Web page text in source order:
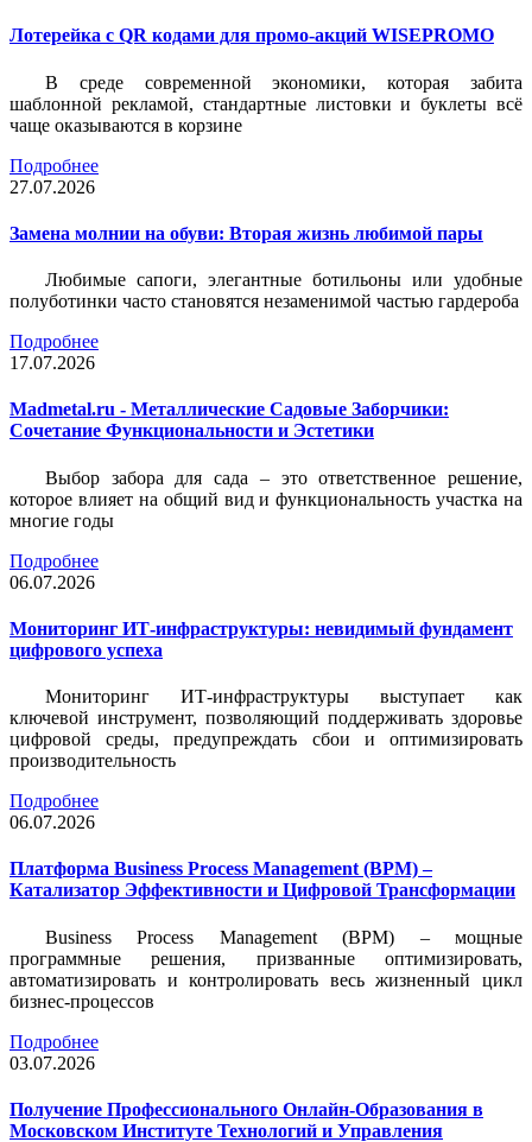
Лотерейка c QR кодами для промо-акций WISEPROMO
В среде современной экономики, которая забита
шаблонной рекламой, стандартные листовки и буклеты всё
чаще оказываются в корзине
Подробнее
27.07.2026
Замена молнии на обуви: Вторая жизнь любимой пары
Любимые сапоги, элегантные ботильоны или удобные
полуботинки часто становятся незаменимой частью гардероба
Подробнее
17.07.2026
Madmetal.ru - Металлические Садовые Заборчики:
Сочетание Функциональности и Эстетики
Выбор забора для сада – это ответственное решение,
которое влияет на общий вид и функциональность участка на
многие годы
Подробнее
06.07.2026
Мониторинг ИТ-инфраструктуры: невидимый фундамент
цифрового успеха
Мониторинг ИТ-инфраструктуры выступает как
ключевой инструмент, позволяющий поддерживать здоровье
цифровой среды, предупреждать сбои и оптимизировать
производительность
Подробнее
06.07.2026
Платформа Business Process Management (BPM) –
Катализатор Эффективности и Цифровой Трансформации
Business Process Management (BPM) – мощные
программные решения, призванные оптимизировать,
автоматизировать и контролировать весь жизненный цикл
бизнес-процессов
Подробнее
03.07.2026
Получение Профессионального Онлайн-Образования в
Московском Институте Технологий и Управления